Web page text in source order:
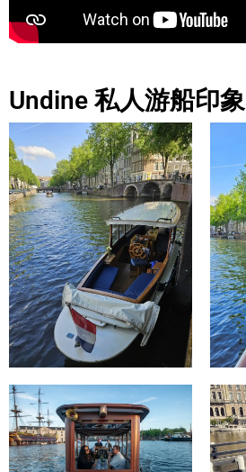
Undine 私人游船印象